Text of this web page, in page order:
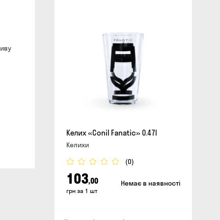
Келих «Conil Fanatic» 0.47l
Келихи
(0)
103,00
грн за 1 шт
Немає в наявності